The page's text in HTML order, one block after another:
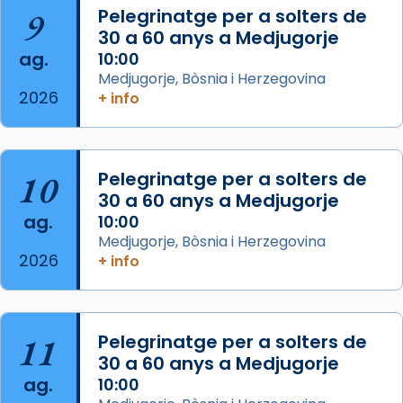
Mataró en reivindicarà les relíquies fins que
les aconseguirà el 1772. L’ofici que es canta
a la “Missa de les Santes” (“Missa de
Glòria”) fou composta el 1848 per Mn.
Manuel Blanch, amb aire d’òpera
italianitzant; s’interpreta per privilegi
pontifici, amb orquestra i cor, i té una
duració aproximada de tres hores. Després,
processó (recuperada el 1972) al voltant
del temple amb les relíquies de les santes.
Des de 1985 hi participa també un grup de
diablesses amb música i ball propis. Festa
«Si vols saber què és calor, ves per les
Santes a Mataró»🥵.
Photo
View on Facebook ·
9
ag.
2026
Pelegrinatge per a solters de
30 a 60 anys a Medjugorje
10:00
Medjugorje, Bòsnia i Herzegovina
+ info
10
ag.
2026
Pelegrinatge per a solters de
30 a 60 anys a Medjugorje
10:00
Medjugorje, Bòsnia i Herzegovina
+ info
11
ag.
Pelegrinatge per a solters de
30 a 60 anys a Medjugorje
10:00